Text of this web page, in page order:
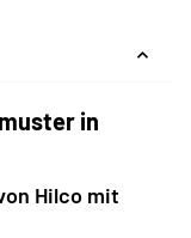
in
Hilco mit